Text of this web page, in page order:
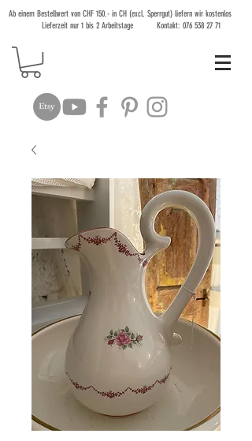
Ab einem Bestellwert von CHF 150.- in CH (excl. Sperrgut) liefern wir kostenlos
Lieferzeit nur 1 bis 2 Arbeitstage Kontakt: 076 538 27 71